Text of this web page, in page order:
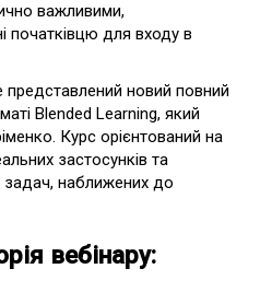
важливими,
початківцю для входу в
представлений новий повний
Blended Learning, який
Курс орієнтований на
застосунків та
задач, наближених до
вебінару: